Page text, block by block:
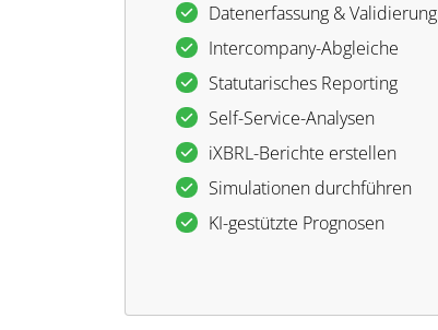
Datenerfassung & Validierung
Intercompany-Abgleiche
Statutarisches Reporting
Self-Service-Analysen
iXBRL-Berichte erstellen
Simulationen durchführen
KI-gestützte Prognosen